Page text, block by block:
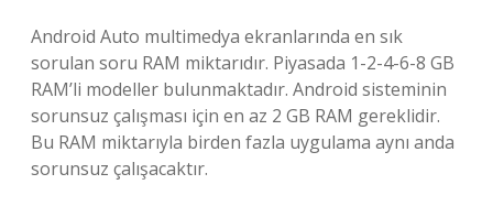
Android Auto multimedya ekranlarında en sık
sorulan soru RAM miktarıdır. Piyasada 1-2-4-6-8 GB
RAM’li modeller bulunmaktadır. Android sisteminin
sorunsuz çalışması için en az 2 GB RAM gereklidir.
Bu RAM miktarıyla birden fazla uygulama aynı anda
sorunsuz çalışacaktır.